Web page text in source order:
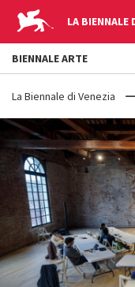
LA BIENNALE
YOUR
ARE
HERE
La Biennale di Venezia
BIENNALE ARTE